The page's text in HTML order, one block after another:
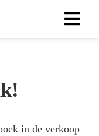
in de verkoop